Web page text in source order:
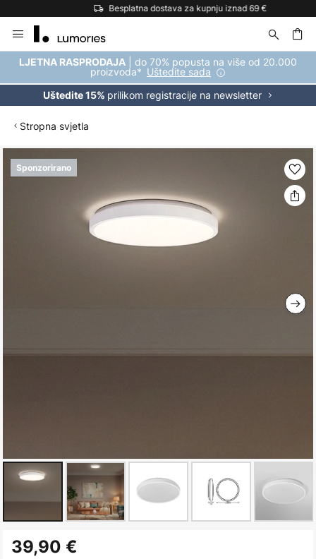
Besplatna dostava za kupnju iznad 69 €
to
Content
LJETNA RASPRODAJA | do 70% popusta na više od 20.000
proizvoda* Uštedite sada
Uštedite 15% prilikom registracije na newsletter
Stropna svjetla
Sponzorirano
Skip
to
to39,90 €